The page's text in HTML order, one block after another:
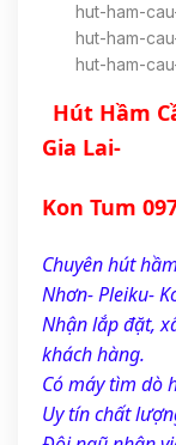
hut-ham-
hut-ham-
hut-ham-
Hút Hầm
Gia Lai-
Kon Tum
Chuyên hút
Nhơn- Pleiku-
Nhận lắp đặt,
khách hàng.
Có máy tìm dò
Uy tín chất